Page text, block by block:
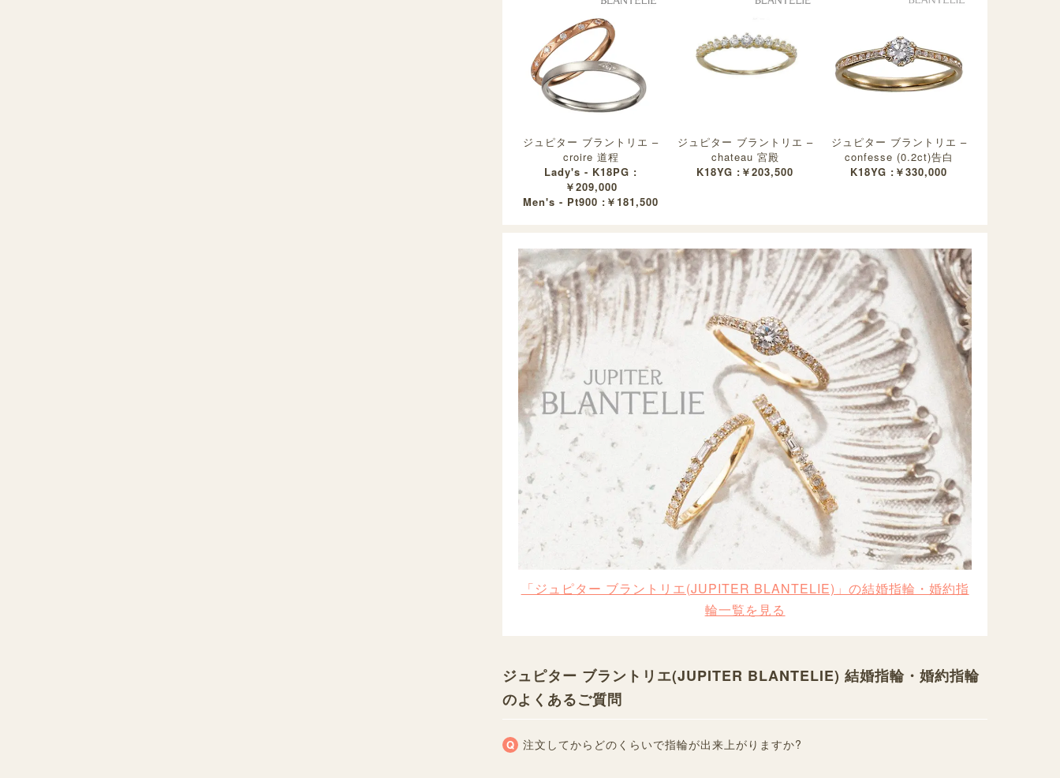
ジュピター ブラントリエ –
croire 道程
Lady's - K18PG :
￥209,000
Men's - Pt900 :￥181,500
ジュピター ブラントリエ –
chateau 宮殿
K18YG :￥203,500
ジュピター ブラントリエ –
confesse (0.2ct)告白
K18YG :￥330,000
「ジュピター ブラントリエ(JUPITER BLANTELIE)」の結婚指輪・婚約指
輪一覧を見る
ジュピター ブラントリエ(JUPITER BLANTELIE) 結婚指輪・婚約指輪
のよくあるご質問
注文してからどのくらいで指輪が出来上がりますか?